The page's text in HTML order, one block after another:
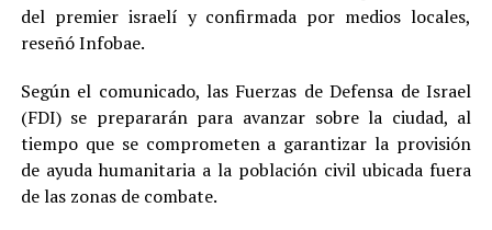
del premier israelí y confirmada por medios locales,
reseñó Infobae.
Según el comunicado, las Fuerzas de Defensa de Israel
(FDI) se prepararán para avanzar sobre la ciudad, al
tiempo que se comprometen a garantizar la provisión
de ayuda humanitaria a la población civil ubicada fuera
de las zonas de combate.